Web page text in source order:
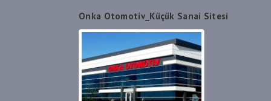
Onka Otomotiv_Küçük Sanai Sitesi